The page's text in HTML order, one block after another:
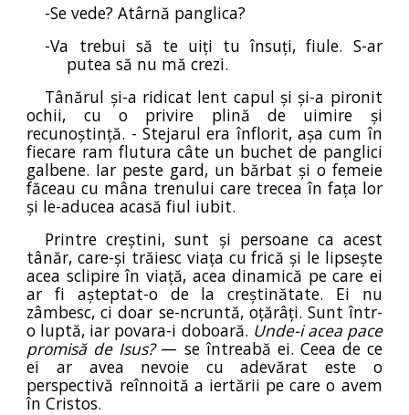
-Se vede? Atârnă panglica?
-Va trebui să te uiți tu însuți, fiule. S-ar
putea să nu mă crezi.
Tânărul și-a ridicat lent capul și și-a pironit
ochii, cu o privire plină de uimire și
recunoștință. - Stejarul era înflorit, așa cum în
fiecare ram flutura câte un buchet de panglici
galbene. Iar peste gard, un bărbat și o femeie
făceau cu mâna trenului care trecea în fața lor
și le-aducea acasă fiul iubit.
Printre creștini, sunt și persoane ca acest
tânăr, care-și trăiesc viața cu frică și le lipsește
acea sclipire în viață, acea dinamică pe care ei
ar fi așteptat-o de la creștinătate. Ei nu
zâmbesc, ci doar se-ncruntă, oțărâți. Sunt într-
o luptă, iar povara-i doboară. Unde-i acea pace
promisă de Isus?— se întreabă ei. Ceea de ce
ei ar avea nevoie cu adevărat este o
perspectivă reînnoită a iertării pe care o avem
în Cristos.